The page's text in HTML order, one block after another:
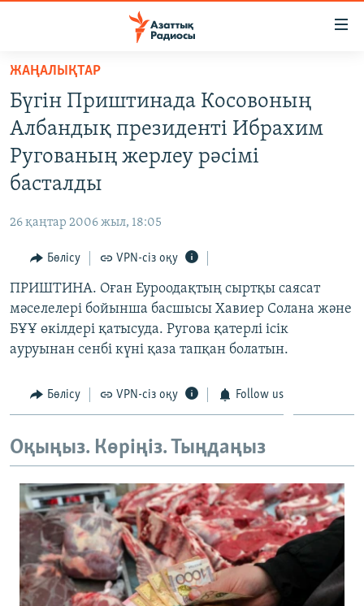
Skip
main
content
Skip
to
main
Skip
Search
САЯСАТ
AZATTYQTV
ҚАҢТАР ОҚИҒАСЫ
ӘЛЕУМЕТ
ӘЛЕМ
АРНАЙЫ ЖОБАЛАР
Русский
Басқа тілдерде
ЖАҢАЛЫҚТАР
Бүгін Приштинада Косовоның
Албандық президенті Ибрахим
Ругованың жерлеу рәсімі
басталды
26 қаңтар 2006 жыл, 18:05
Бөлісу VPN-сіз оқу
ПРИШТИНА. Оған Еуроодақтың сыртқы саясат
мәселелері бойынша басшысы Хавиер Солана және
БҰҰ өкілдері қатысуда. Ругова қатерлі ісік
ауруынан сенбі күні қаза тапқан болатын.
Бөлісу VPN-сіз оқу Follow us
Оқыңыз. Көріңіз. Тыңдаңыз